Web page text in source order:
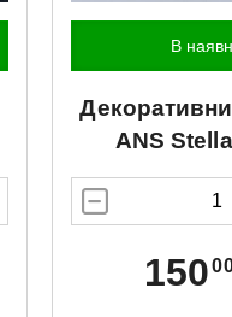
В
ANS
150